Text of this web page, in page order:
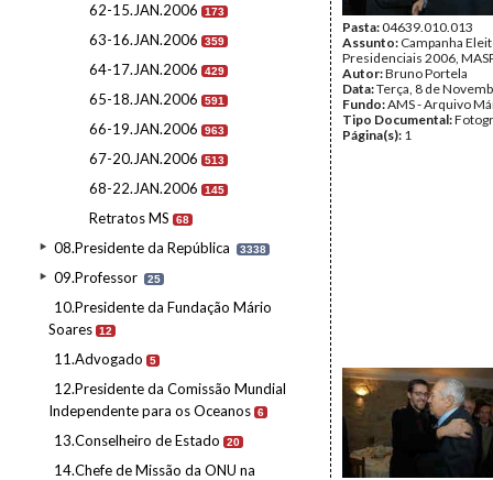
62-15.JAN.2006 173
63-16.JAN.2006 359
64-17.JAN.2006 429
65-18.JAN.2006 591
66-19.JAN.2006 963
67-20.JAN.2006 513
68-22.JAN.2006 145
Retratos MS 68
08.Presidente da República 3338
09.Professor 25
10.Presidente da Fundação Mário
Soares 12
11.Advogado 5
12.Presidente da Comissão Mundial
Independente para os Oceanos 6
13.Conselheiro de Estado 20
14.Chefe de Missão da ONU na
Pasta:04639.010.013
Assunto: Campanha
Presidenciais 2006,
Autor:Bruno Portela
Data:Terça, 8 de
Fundo:AMS - Arquivo
Tipo Documental:
Página(s): 1